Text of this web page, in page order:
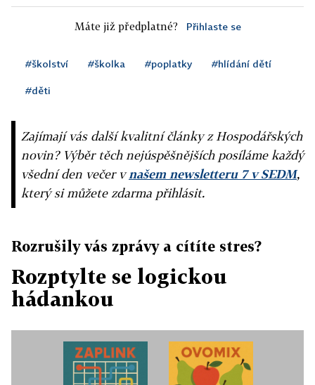
Máte již předplatné? Přihlaste se
#školství #školka #poplatky #hlídání dětí
#děti
Zajímají vás další kvalitní články z Hospodářských
novin? Výběr těch nejúspěšnějších posíláme každý
všední den večer vnašem newsletteru 7 v SEDM,
který si můžete zdarma přihlásit.
Rozrušily vás zprávy a cítíte stres?
Rozptylte se logickou
hádankou